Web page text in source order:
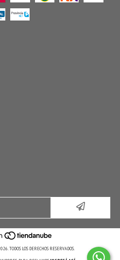
TODOS LOS DERECHOS RESERVADOS.